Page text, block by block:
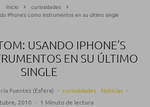
Inicio
curiosidades
iPhone’s como instrumentos en su último single
USANDO IPHONE’S
EN SU ÚLTIMO
SINGLE
Fuentes (Esfera) · curiosidades Noticias ·
2010 · 1 Minuto de lectura